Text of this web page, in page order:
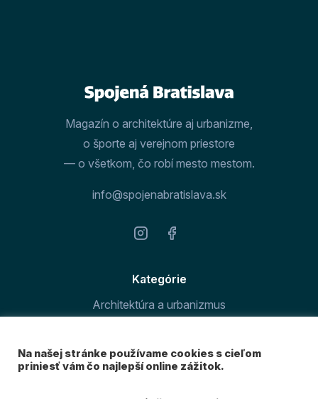
Magazín o architektúre aj urbanizme,
o športe aj verejnom priestore
— o všetkom, čo robí mesto mestom.
info@spojenabratislava.sk
Kategórie
Architektúra a urbanizmus
O magazíne
Na našej stránke používame cookies s cieľom
priniesť vám čo najlepší online zážitok.